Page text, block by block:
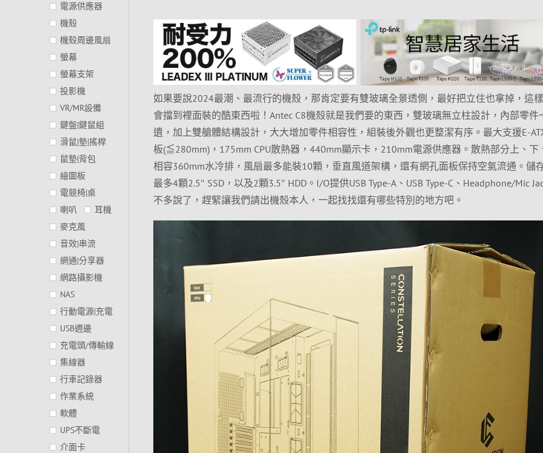
如果要說2024最潮、最流行的機殼，那肯定要有雙玻璃全景透側，最好把立住也拿掉，這
會擋到裡面裝的酷東西啦！Antec C8機殼就是我們要的東西，雙玻璃無立柱設計，內部零件
遺，加上雙艙體結構設計，大大增加零件相容性，組裝後外觀也更整潔有序。最大支援E-
板(≦280mm)，175mm CPU散熱器，440mm顯示卡，210mm電源供應器。散熱部分上、下
相容360mm水冷排，風扇最多能裝10顆，垂直風道架構，還有網孔面板保持空氣流通。儲
最多4顆2.5″ SSD，以及2顆3.5″ HDD。I/O提供USB Type-A、USB Type-C、Headphone/Mic
不多說了，趕緊讓我們請出機殼本人，一起找找還有哪些特別的地方吧。
電源供應器
機殼
機殼周邊風扇
螢幕
螢幕支架
投影機
VR/MR設備
鍵盤|鍵鼠組
滑鼠|墊|搖桿
鼠墊|背包
繪圖板
電競椅|桌
喇叭
耳機
麥克風
音效|串流
網通|分享器
網路攝影機
NAS
行動電源|充電
USB週邊
充電頭/傳輸線
集線器
行車記錄器
作業系統
軟體
UPS不斷電
介面卡